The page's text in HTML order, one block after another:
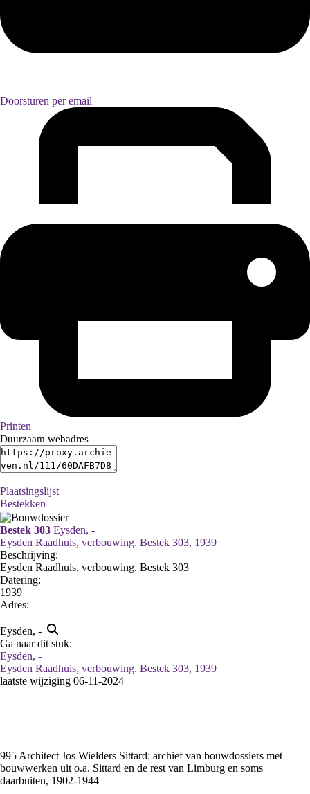
Doorsturen per email
Printen
Duurzaam webadres
Plaatsingslijst
Bestekken
Bestek 303 Eysden, -
Eysden Raadhuis, verbouwing. Bestek 303, 1939
Beschrijving:
Eysden Raadhuis, verbouwing. Bestek 303
Datering:
1939
Adres:
Eysden, -
Ga naar dit stuk:
Eysden, -
Eysden Raadhuis, verbouwing. Bestek 303, 1939
laatste wijziging 06-11-2024
995 Architect Jos Wielders Sittard: archief van bouwdossiers met
bouwwerken uit o.a. Sittard en de rest van Limburg en soms
daarbuiten, 1902-1944